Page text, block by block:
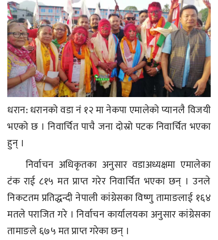
धरान: धरानको वडा नं १२ मा नेकपा एमालेको प्यानलै विजयी
भएको छ । निवार्चित पाचै जना दोस्रो पटक निवार्चित भएका
हुन् ।
निर्वाचन अधिकृतका अनुसार वडाअध्यक्षमा एमालेका
टंक राई ८१५ मत प्राप्त गरेर निवार्चित भएका छन् । उनले
निकटतम प्रतिद्धन्दी नेपाली कांग्रेसका विष्णु तामाङलाई १६४
मतले पराजित गरे । निर्वाचन कार्यालयका अनुसार कांग्रेसका
तामाङले ६७५ मत प्राप्त गरेका छन् ।